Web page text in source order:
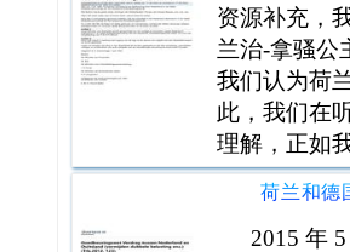
资源补充，
兰治-拿骚公
我们认为荷
此，我们在
理解，正如
条： 第 1 条
必要措施，
2015 年